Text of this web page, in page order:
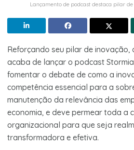
Lançamento de podcast destaca pilar
Reforçando seu pilar de inovação,
acaba de lançar o podcast
fomentar o debate de como a
competência essencial para a
manutenção da relevância das
economia, e deve permear toda a
organizacional para que seja
transformadora e efetiva.